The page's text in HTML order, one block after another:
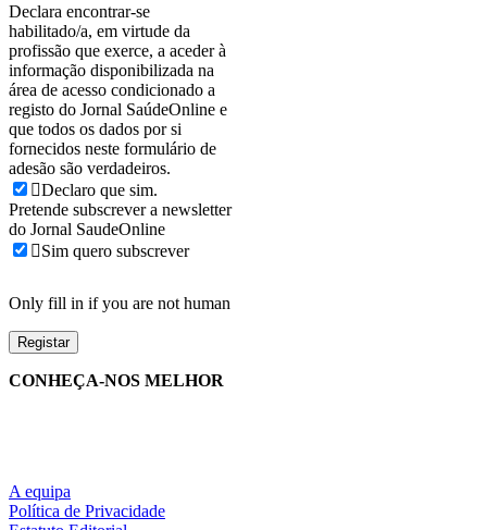
Declara encontrar-se
habilitado/a, em virtude da
profissão que exerce, a aceder à
informação disponibilizada na
área de acesso condicionado a
registo do Jornal SaúdeOnline e
que todos os dados por si
fornecidos neste formulário de
adesão são verdadeiros.
Declaro que sim.
Pretende subscrever a newsletter
do Jornal SaudeOnline
Sim quero subscrever
Only fill in if you are not human
CONHEÇA-NOS MELHOR
A equipa
Política de Privacidade